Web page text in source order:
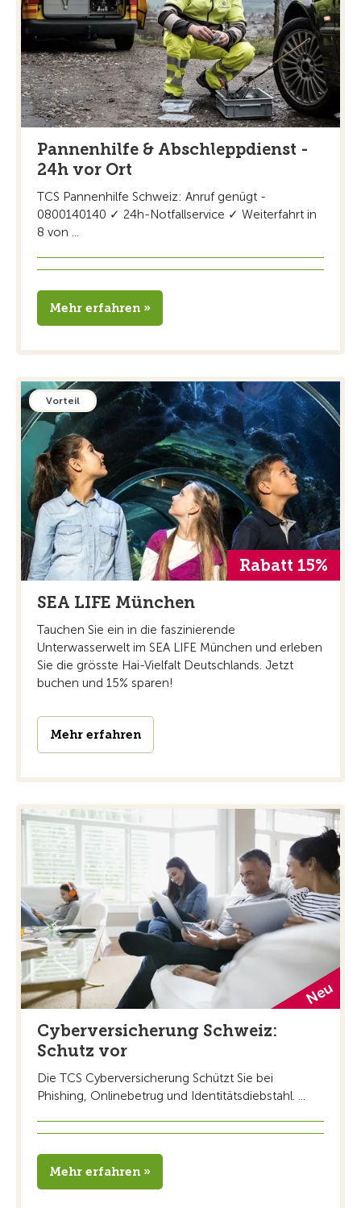
Pannenhilfe & Abschleppdienst -
24h vor Ort
TCS Pannenhilfe Schweiz: Anruf genügt -
0800140140 ✓ 24h-Notfallservice ✓ Weiterfahrt in
8 von ...
Mehr erfahren »
Vorteil
Rabatt 15%
SEA LIFE München
Tauchen Sie ein in die faszinierende
Unterwasserwelt im SEA LIFE München und erleben
Sie die grösste Hai-Vielfalt Deutschlands. Jetzt
buchen und 15% sparen!
Mehr erfahren
Cyberversicherung Schweiz:
Schutz vor
Die TCS Cyberversicherung Schützt Sie bei
Phishing, Onlinebetrug und Identitätsdiebstahl. ...
Mehr erfahren »